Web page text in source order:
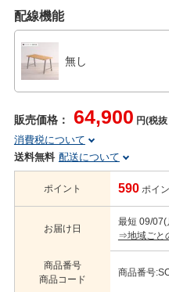
配線機能
無し
販売価格： 64,900 円(税
消費税について
送料無料 配送について
ポイント 590 ポイ
お届け日
最短 09/07(
⇒地域ごと
商品番号
商品コード
商品番号